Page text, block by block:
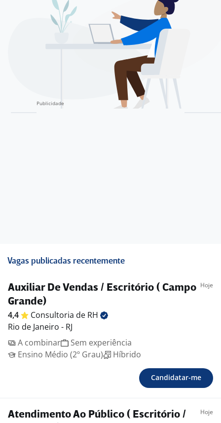
Vagas publicadas recentemente
Auxiliar De Vendas / Escritório ( Campo
Grande)
Hoje
4,4 Consultoria de RH
Rio de Janeiro - RJ
A combinar
Sem experiência
Ensino Médio (2º Grau)
Híbrido
Candidatar-me
Atendimento Ao Público ( Escritório /
Hoje